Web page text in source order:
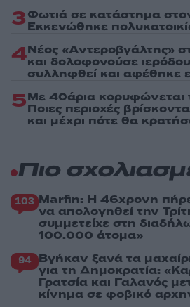
3Φωτιά σε κατάστημα
Εκκενώθηκε
4Νέος «Αντεροβγάλτης»
και δολοφονούσε
συλληφθεί και αφέθηκε
5Με 40άρια κορυφώνεται
Ποιες περιοχές
και μέχρι πότε θα
Πιο
103 Marfin: Η 46χρονη
να απολογηθεί την
συμμετείχε στη
100.000 άτομα»
94 Βγήκαν ξανά τα
για τη Δημοκρατία:
Γρατσία και Γαλανός
κίνημα σε φοβικό